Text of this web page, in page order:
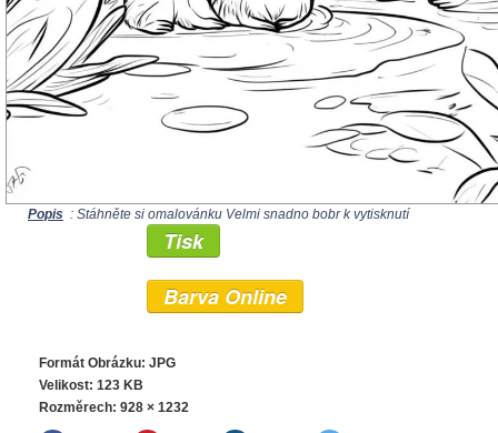
Popis : Stáhněte si omalovánku Velmi snadno bobr k vytisknutí
Tisk
Barva Online
Formát Obrázku: JPG
Velikost: 123 KB
Rozměrech: 928 × 1232